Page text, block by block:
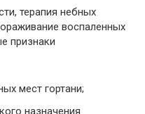
терапия небных
воспаленных
признаки
мест гортани;
назначения